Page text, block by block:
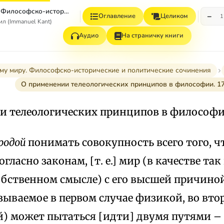
К вечному миру. Философско-исторические и политические сочинения
(Immanuel Kant)
Оглавление Целиком −
Аудио На страничку книги
миру. Философско-исторические и политические сочинения
О применении телеологических принципов в философии.
телеологических принципов в
понимать совокупность всего того,
законам, [т. е.] мир (в качестве
смысле) с его высшей
в первом случае физикой, во
может пытаться [идти] двумя путями –